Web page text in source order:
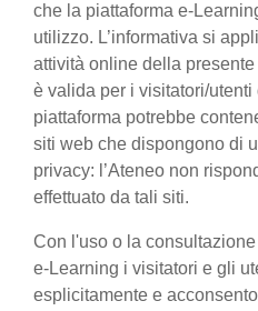
che la piattaforma e-
utilizzo. L’informativa si
attività online della
è valida per i visitatori/utenti
piattaforma potrebbe
siti web che dispongono di
privacy: l’Ateneo non
effettuato da tali siti.
Con l'uso o la
e-Learning i visitatori e gli
esplicitamente e